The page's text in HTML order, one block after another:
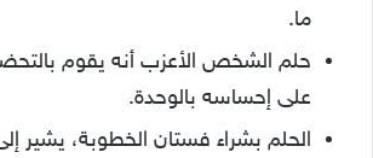
ما.
حلم الشخص الأعزب أنه يقوم
على إحساسه بالوحدة.
الحلم بشراء فستان الخطوبة، يشير